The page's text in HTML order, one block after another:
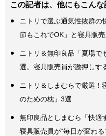
この記者は、他にもこん
ニトリで選ぶ通気性抜群の
節もこれでOK」と寝具販
ニトリ＆無印良品「夏場で
選。寝具販売員が激押しす
ニトリ＆しまむらで厳選！
のための枕」3選
無印良品としまむら「快適
寝具販売員が“毎日が変わ